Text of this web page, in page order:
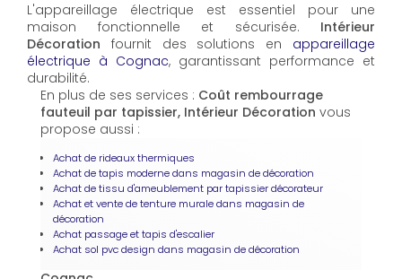
L'appareillage électrique est essentiel pour une
maison fonctionnelle et sécurisée. Intérieur
Décoration fournit des solutions en appareillage
électrique à Cognac, garantissant performance et
durabilité.
En plus de ses services : Coût rembourrage
fauteuil par tapissier, Intérieur Décoration vous
propose aussi :
Achat de rideaux thermiques
Achat de tapis moderne dans magasin de décoration
Achat de tissu d'ameublement par tapissier décorateur
Achat et vente de tenture murale dans magasin de
décoration
Achat passage et tapis d'escalier
Achat sol pvc design dans magasin de décoration